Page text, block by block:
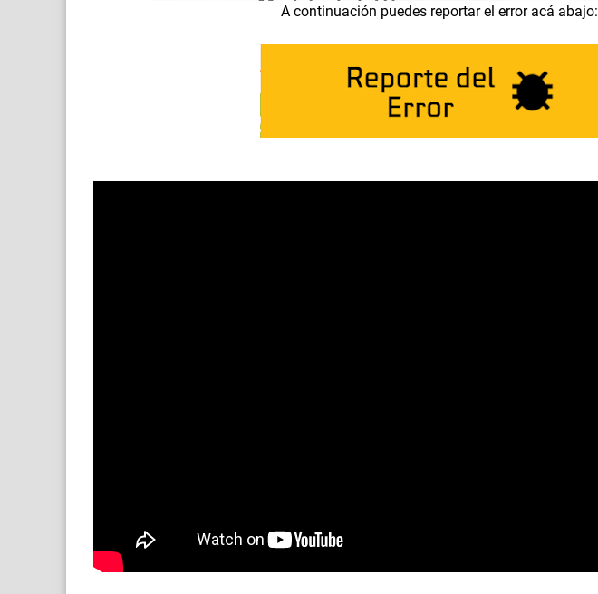
A continuación puedes reportar el error acá abajo: